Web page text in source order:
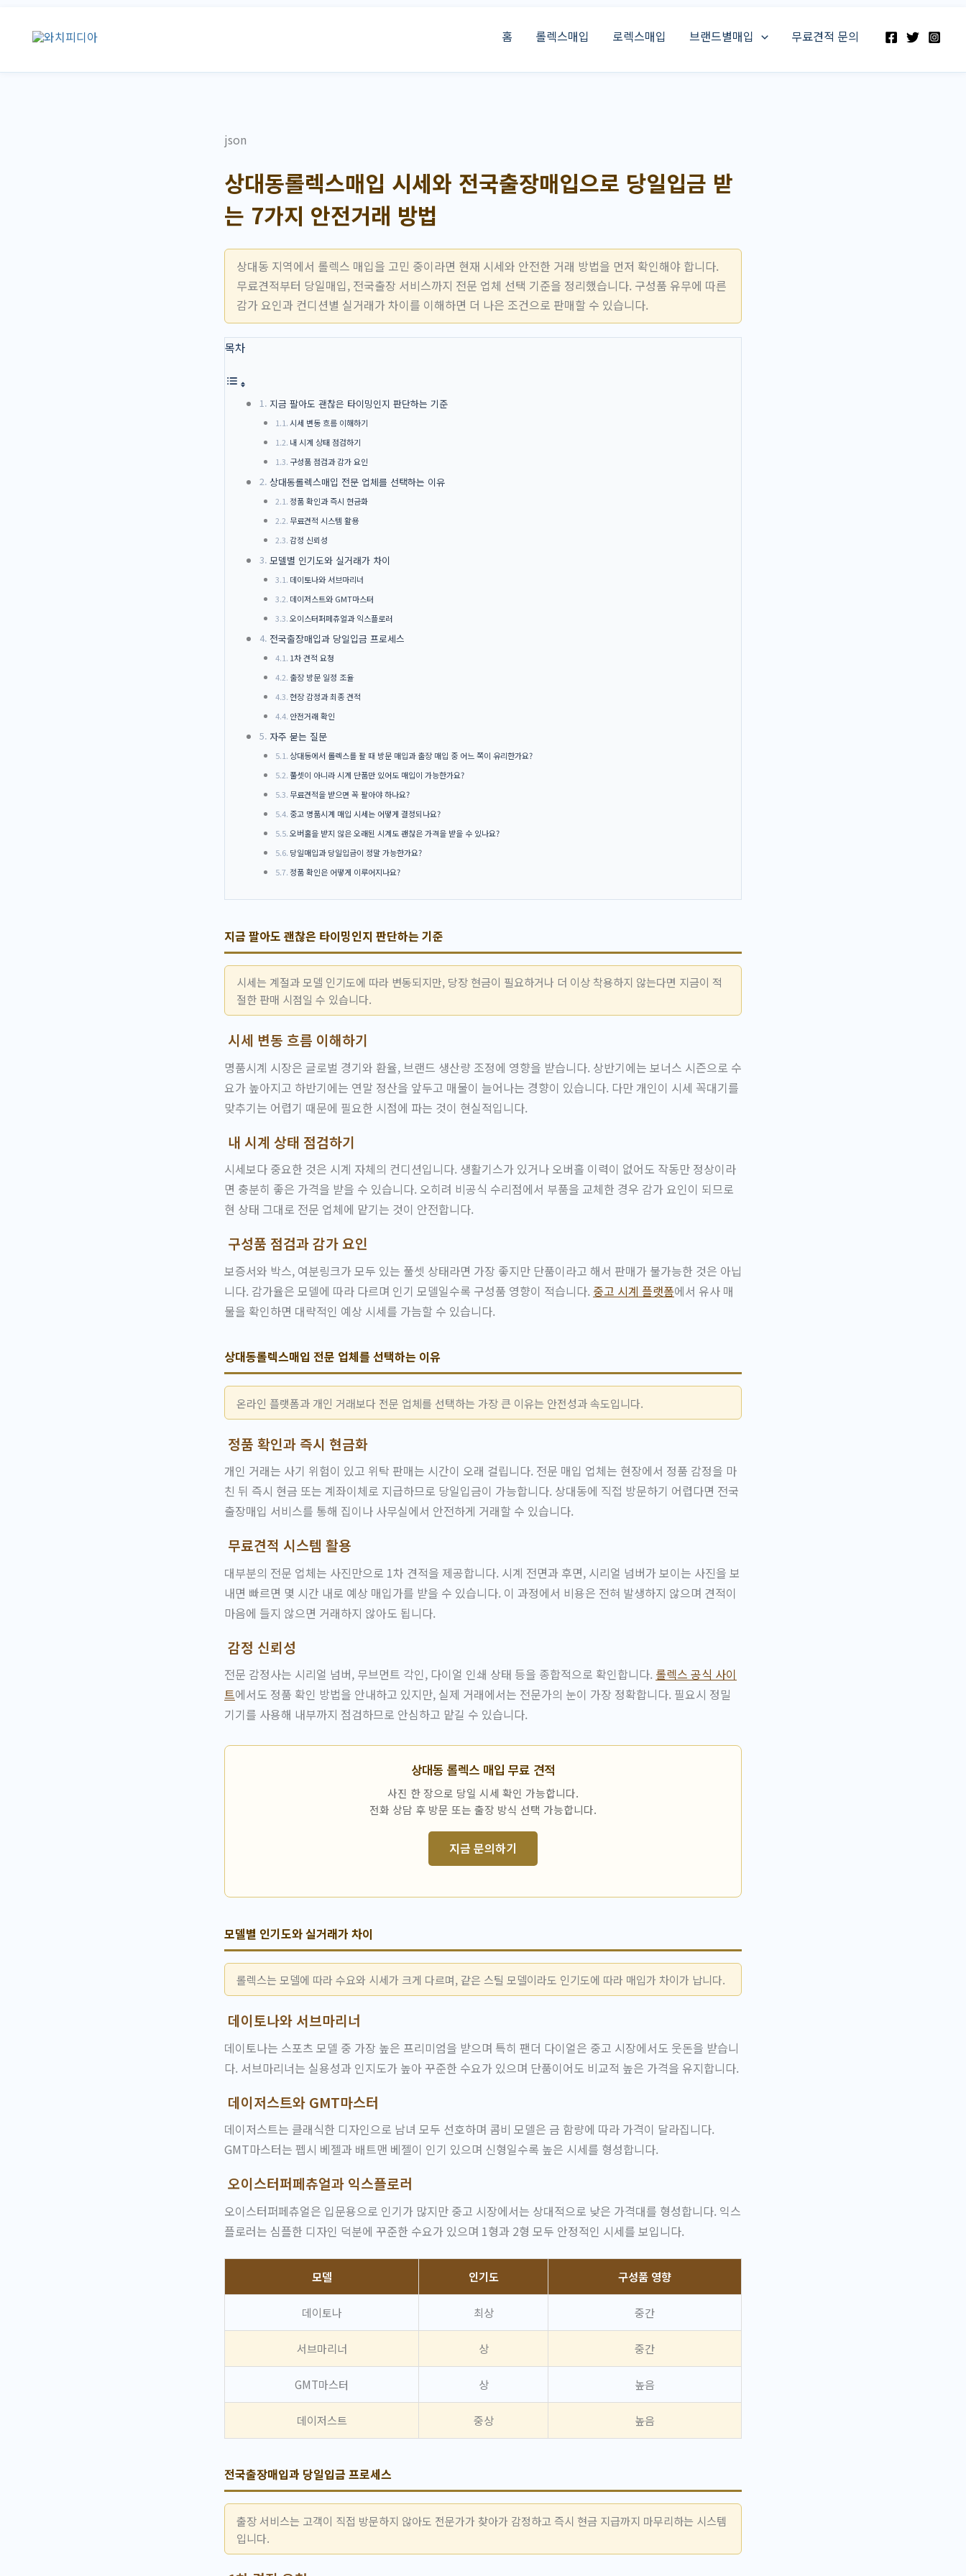
로
홈 롤렉스매입 로렉스매입 브랜드별매입 무료견적 문의
json
상대동롤렉스매입 시세와 전국출장매입으로 당일입금 받
는 7가지 안전거래 방법
상대동 지역에서 롤렉스 매입을 고민 중이라면 현재 시세와 안전한 거래 방법을 먼저 확인해야 합니다.
무료견적부터 당일매입, 전국출장 서비스까지 전문 업체 선택 기준을 정리했습니다. 구성품 유무에 따른
감가 요인과 컨디션별 실거래가 차이를 이해하면 더 나은 조건으로 판매할 수 있습니다.
목차
지금 팔아도 괜찮은 타이밍인지 판단하는 기준
시세 변동 흐름 이해하기
내 시계 상태 점검하기
구성품 점검과 감가 요인
상대동롤렉스매입 전문 업체를 선택하는 이유
정품 확인과 즉시 현금화
무료견적 시스템 활용
감정 신뢰성
모델별 인기도와 실거래가 차이
데이토나와 서브마리너
데이저스트와 GMT마스터
오이스터퍼페츄얼과 익스플로러
전국출장매입과 당일입금 프로세스
1차 견적 요청
출장 방문 일정 조율
현장 감정과 최종 견적
안전거래 확인
자주 묻는 질문
상대동에서 롤렉스를 팔 때 방문 매입과 출장 매입 중 어느 쪽이 유리한가요?
풀셋이 아니라 시계 단품만 있어도 매입이 가능한가요?
무료견적을 받으면 꼭 팔아야 하나요?
중고 명품시계 매입 시세는 어떻게 결정되나요?
오버홀을 받지 않은 오래된 시계도 괜찮은 가격을 받을 수 있나요?
당일매입과 당일입금이 정말 가능한가요?
정품 확인은 어떻게 이루어지나요?
지금 팔아도 괜찮은 타이밍인지 판단하는 기준
시세는 계절과 모델 인기도에 따라 변동되지만, 당장 현금이 필요하거나 더 이상 착용하지 않는다면 지금이 적
절한 판매 시점일 수 있습니다.
시세 변동 흐름 이해하기
명품시계 시장은 글로벌 경기와 환율, 브랜드 생산량 조정에 영향을 받습니다. 상반기에는 보너스 시즌으로 수
요가 높아지고 하반기에는 연말 정산을 앞두고 매물이 늘어나는 경향이 있습니다. 다만 개인이 시세 꼭대기를
맞추기는 어렵기 때문에 필요한 시점에 파는 것이 현실적입니다.
내 시계 상태 점검하기
시세보다 중요한 것은 시계 자체의 컨디션입니다. 생활기스가 있거나 오버홀 이력이 없어도 작동만 정상이라
면 충분히 좋은 가격을 받을 수 있습니다. 오히려 비공식 수리점에서 부품을 교체한 경우 감가 요인이 되므로
현 상태 그대로 전문 업체에 맡기는 것이 안전합니다.
구성품 점검과 감가 요인
보증서와 박스, 여분링크가 모두 있는 풀셋 상태라면 가장 좋지만 단품이라고 해서 판매가 불가능한 것은 아닙
니다. 감가율은 모델에 따라 다르며 인기 모델일수록 구성품 영향이 적습니다. 중고 시계 플랫폼에서 유사 매
물을 확인하면 대략적인 예상 시세를 가늠할 수 있습니다.
상대동롤렉스매입 전문 업체를 선택하는 이유
온라인 플랫폼과 개인 거래보다 전문 업체를 선택하는 가장 큰 이유는 안전성과 속도입니다.
정품 확인과 즉시 현금화
개인 거래는 사기 위험이 있고 위탁 판매는 시간이 오래 걸립니다. 전문 매입 업체는 현장에서 정품 감정을 마
친 뒤 즉시 현금 또는 계좌이체로 지급하므로 당일입금이 가능합니다. 상대동에 직접 방문하기 어렵다면 전국
출장매입 서비스를 통해 집이나 사무실에서 안전하게 거래할 수 있습니다.
무료견적 시스템 활용
대부분의 전문 업체는 사진만으로 1차 견적을 제공합니다. 시계 전면과 후면, 시리얼 넘버가 보이는 사진을 보
내면 빠르면 몇 시간 내로 예상 매입가를 받을 수 있습니다. 이 과정에서 비용은 전혀 발생하지 않으며 견적이
마음에 들지 않으면 거래하지 않아도 됩니다.
감정 신뢰성
전문 감정사는 시리얼 넘버, 무브먼트 각인, 다이얼 인쇄 상태 등을 종합적으로 확인합니다. 롤렉스 공식 사이
트에서도 정품 확인 방법을 안내하고 있지만, 실제 거래에서는 전문가의 눈이 가장 정확합니다. 필요시 정밀
기기를 사용해 내부까지 점검하므로 안심하고 맡길 수 있습니다.
상대동 롤렉스 매입 무료 견적
사진 한 장으로 당일 시세 확인 가능합니다.
전화 상담 후 방문 또는 출장 방식 선택 가능합니다.
지금 문의하기
모델별 인기도와 실거래가 차이
롤렉스는 모델에 따라 수요와 시세가 크게 다르며, 같은 스틸 모델이라도 인기도에 따라 매입가 차이가 납니다.
데이토나와 서브마리너
데이토나는 스포츠 모델 중 가장 높은 프리미엄을 받으며 특히 팬더 다이얼은 중고 시장에서도 웃돈을 받습니
다. 서브마리너는 실용성과 인지도가 높아 꾸준한 수요가 있으며 단품이어도 비교적 높은 가격을 유지합니다.
데이저스트와 GMT마스터
데이저스트는 클래식한 디자인으로 남녀 모두 선호하며 콤비 모델은 금 함량에 따라 가격이 달라집니다.
GMT마스터는 펩시 베젤과 배트맨 베젤이 인기 있으며 신형일수록 높은 시세를 형성합니다.
오이스터퍼페츄얼과 익스플로러
오이스터퍼페츄얼은 입문용으로 인기가 많지만 중고 시장에서는 상대적으로 낮은 가격대를 형성합니다. 익스
플로러는 심플한 디자인 덕분에 꾸준한 수요가 있으며 1형과 2형 모두 안정적인 시세를 보입니다.
모델 인기도 구성품 영향
데이토나 최상 중간
서브마리너 상 중간
GMT마스터 상 높음
데이저스트 중상 높음
전국출장매입과 당일입금 프로세스
출장 서비스는 고객이 직접 방문하지 않아도 전문가가 찾아가 감정하고 즉시 현금 지급까지 마무리하는 시스템
입니다.